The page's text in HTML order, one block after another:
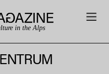
in the Alps